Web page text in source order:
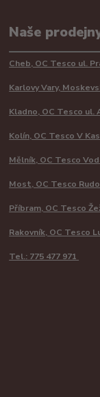
Naše
Cheb, OC Tesco ul.
Karlovy Vary,
Kladno, OC Tesco ul.
Kolín, OC Tesco V
Mělník, OC Tesco
Most, OC Tesco
Příbram, OC Tesco
Rakovník, OC Tesco
Tel.: 775 477 971